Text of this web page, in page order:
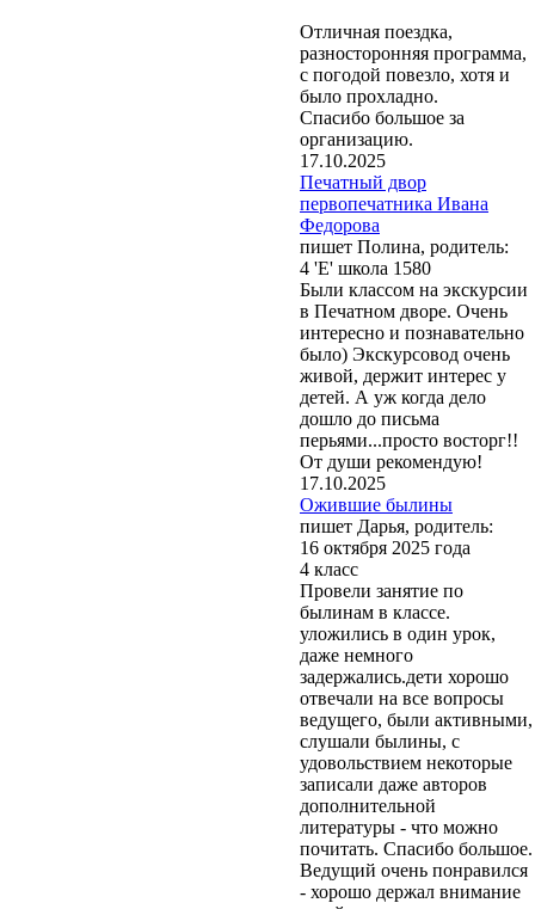
Отличная поездка,
разносторонняя программа,
с погодой повезло, хотя и
было прохладно.
Спасибо большое за
организацию.
17.10.2025
Печатный двор
первопечатника Ивана
Федорова
пишет Полина, родитель:
4 'Е' школа 1580
Были классом на экскурсии
в Печатном дворе. Очень
интересно и познавательно
было) Экскурсовод очень
живой, держит интерес у
детей. А уж когда дело
дошло до письма
перьями...просто восторг!!
От души рекомендую!
17.10.2025
Ожившие былины
пишет Дарья, родитель:
16 октября 2025 года
4 класс
Провели занятие по
былинам в классе.
уложились в один урок,
даже немного
задержались.дети хорошо
отвечали на все вопросы
ведущего, были активными,
слушали былины, с
удовольствием некоторые
записали даже авторов
дополнительной
литературы - что можно
почитать. Спасибо большое.
Ведущий очень понравился
- хорошо держал внимание